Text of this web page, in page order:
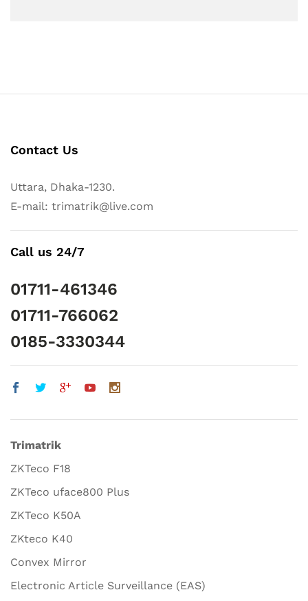
Contact Us
Uttara, Dhaka-1230.
E-mail: trimatrik@live.com
Call us 24/7
01711-461346
01711-766062
0185-3330344
Trimatrik
ZKTeco F18
ZKTeco uface800 Plus
ZKTeco K50A
ZKteco K40
Convex Mirror
Electronic Article Surveillance (EAS)